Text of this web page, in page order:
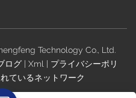
Technology Co., Ltd.
ログ Xml| プライバシーポリ
ているネットワーク